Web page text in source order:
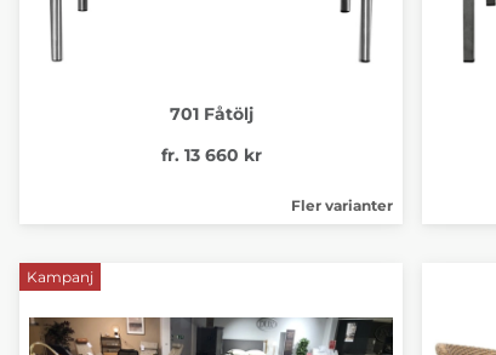
701 Fåtölj
fr. 13 660 kr
Fler varianter
Kampanj